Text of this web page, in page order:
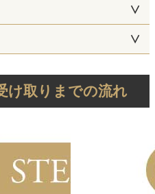
け取りまでの流れ